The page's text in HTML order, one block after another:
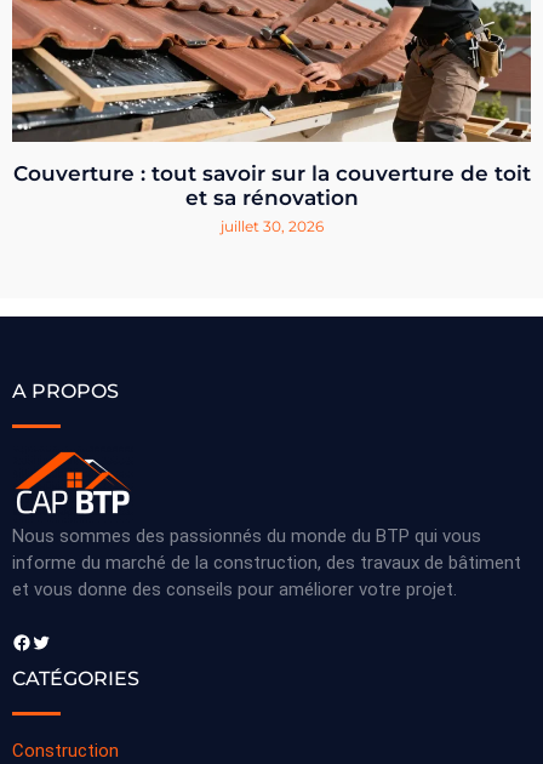
Couverture : tout savoir sur la couverture de toit
et sa rénovation
juillet 30, 2026
A PROPOS
Nous sommes des passionnés du monde du BTP qui vous
informe du marché de la construction, des travaux de bâtiment
et vous donne des conseils pour améliorer votre projet.
Facebook Twitter
CATÉGORIES
Construction